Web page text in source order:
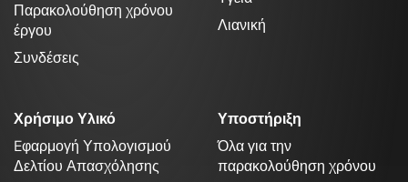
Παρακολούθηση χρόνου
έργου
Συνδέσεις
Λιανική
Χρήσιμο Υλικό
Eφαρμογή Υπολογισμού
Δελτίου Απασχόλησης
Υποστήριξη
Όλα για την
παρακολούθηση χρόνου